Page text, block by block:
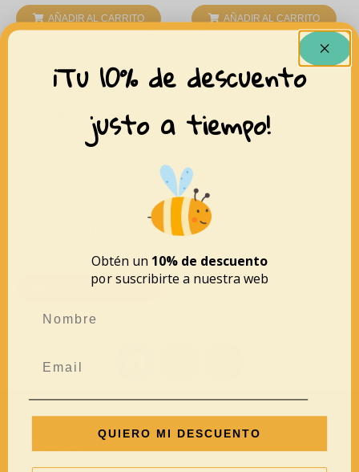
AÑADIR AL CARRITO AÑADIR AL CARRITO
Deportiva Tiza – Baby
AÑADIR AL CARRITO
¡Tu 10% de descuento
justo a tiempo!
Obtén un 10% de descuento
por suscribirte a nuestra web
QUIERO MI DESCUENTO